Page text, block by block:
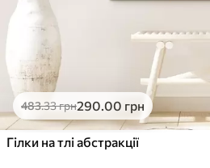
483.33грн290.00 грн
Гілки на тлі абстракції